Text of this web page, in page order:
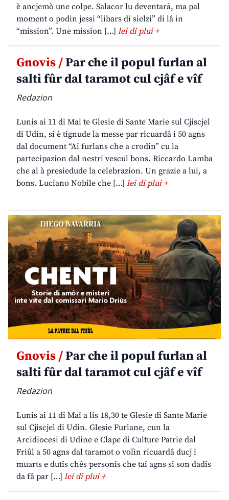
è ancjemò une colpe. Salacor lu deventarà, ma pal
moment o podin jessi “libars di sielzi” di lâ in
“mission”. Une mission […] lei di plui +
Gnovis /Par che il popul furlan al
salti fûr dal taramot cul cjâf e vîf
Redazion
Lunis ai 11 di Mai te Glesie di Sante Marie sul Cjiscjel
di Udin, si è tignude la messe par ricuardâ i 50 agns
dal document “Ai furlans che a crodin” cu la
partecipazion dal nestri vescul bons. Riccardo Lamba
che al à presiedude la celebrazion. Un grazie a lui, a
bons. Luciano Nobile che […] lei di plui +
Gnovis /Par che il popul furlan al
salti fûr dal taramot cul cjâf e vîf
Redazion
Lunis ai 11 di Mai a lis 18,30 te Glesie di Sante Marie
sul Cjiscjel di Udin. Glesie Furlane, cun la
Arcidiocesi di Udine e Clape di Culture Patrie dal
Friûl a 50 agns dal taramot o volìn ricuardâ ducj i
muarts e dutis chês personis che tai agns si son dadis
da fâ par […] lei di plui +